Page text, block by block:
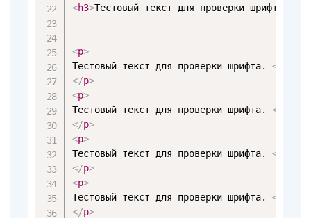
<h3>Тестовый текст для проверки шрифта.
<p>
Тестовый текст для проверки шрифта. <
</p>
<p>
Тестовый текст для проверки шрифта. <
</p>
<p>
Тестовый текст для проверки шрифта. <
</p>
<p>
Тестовый текст для проверки шрифта. <
</p>